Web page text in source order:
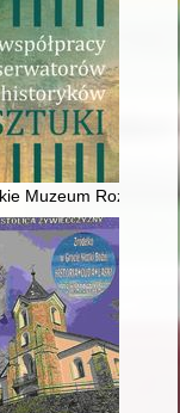
do działań i
Muzeum